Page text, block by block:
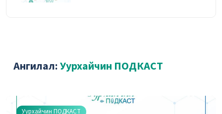
11/01/2021
УУРХАЙЧИН ПОДКАСТ №2 -
Ангилал:Уурхайчин ПОДКАСТ
Уурхайчин ПОДКАСТ